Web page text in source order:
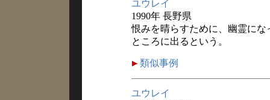
ユウレイ
1990年 長野県
恨みを晴らすために、幽霊に
ところに出るという。
類似事例
ユウレイ